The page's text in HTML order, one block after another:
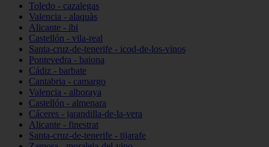
Toledo - cazalegas
Valencia - alaquàs
Alicante - ibi
Castellón - vila-real
Santa-cruz-de-tenerife - icod-de-los-vinos
Pontevedra - baiona
Cádiz - barbate
Cantabria - camargo
Valencia - alboraya
Castellón - almenara
Cáceres - jarandilla-de-la-vera
Alicante - finestrat
Santa-cruz-de-tenerife - tijarafe